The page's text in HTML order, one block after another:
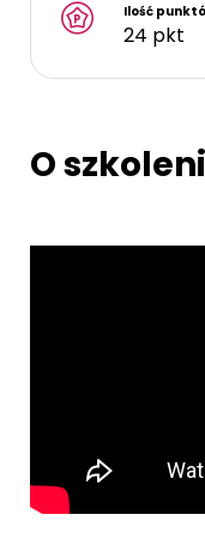
Ilość
24 pkt
O